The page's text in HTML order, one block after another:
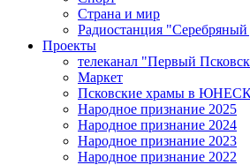
Страна и мир
Радиостанция
Проекты
телеканал "Первый
Маркет
Псковские храмы в
Народное признание 2025
Народное признание 2024
Народное признание 2023
Народное признание 2022